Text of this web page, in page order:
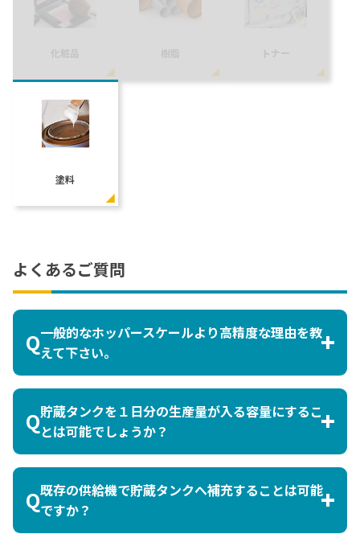
塗料
よくあるご質問
一般的なホッパースケールより高精度な理由を教
えて下さい。
ロードセル式の精度保証は、1/2000程度ですが、
電子台秤を使用することで1/5000が可能になりま
貯蔵タンクを１日分の生産量が入る容量にするこ
とは可能でしょうか？
希望されるタンク容量に変更可能か検討致します。
既存の供給機で貯蔵タンクへ補充することは可能
ですか？